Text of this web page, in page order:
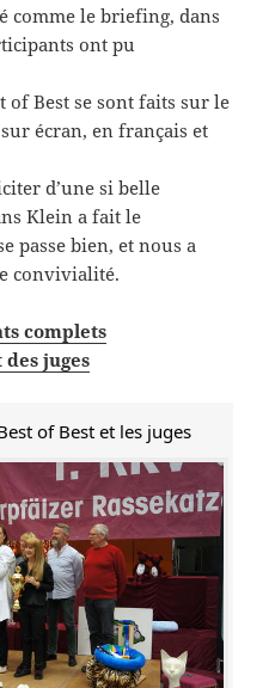
comme le briefing, dans
ont pu
of Best se sont faits sur le
écran, en français et
d’une si belle
Klein a fait le
passe bien, et nous a
convivialité.
complets
juges
of Best et les juges